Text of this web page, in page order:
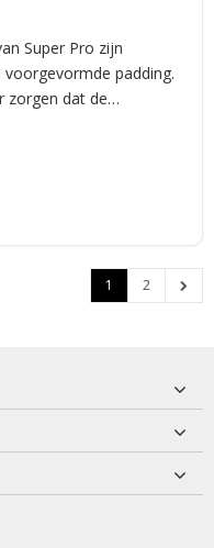
Super Pro zijn
padding.
zorgen dat de
samen met de
1 2